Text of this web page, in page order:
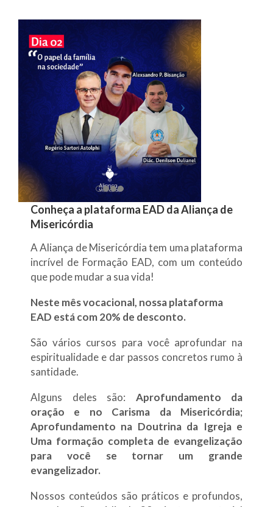
Conheça a plataforma EAD da Aliança de
Misericórdia
A Aliança de Misericórdia tem uma plataforma
incrível de Formação EAD, com um conteúdo
que pode mudar a sua vida!
Neste mês vocacional, nossa plataforma
EAD está com 20% de desconto.
São vários cursos para você aprofundar na
espiritualidade e dar passos concretos rumo à
santidade.
Alguns deles são: Aprofundamento da
oração e no Carisma da Misericórdia;
Aprofundamento na Doutrina da Igreja e
Uma formação completa de evangelização
para você se tornar um grande
evangelizador.
Nossos conteúdos são práticos e profundos,